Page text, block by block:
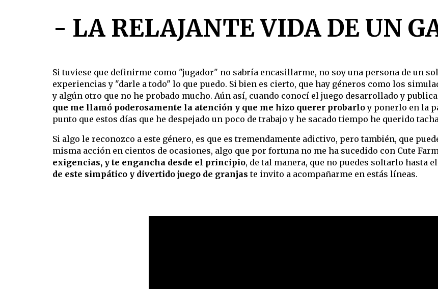
- LA RELAJANTE VIDA DE UN
Si tuviese que definirme como "jugador" no sabría encasillarme, no soy una persona de un
experiencias y "darle a todo" lo que puedo. Si bien es cierto, que hay géneros como los
y algún otro que no he probado mucho. Aún así, cuando conocí el juego desarrollado y
que me llamó poderosamente la atención y que me hizo querer probarloy ponerlo en la
punto que estos días que he despejado un poco de trabajo y he sacado tiempo he querido
Si algo le reconozco a este género, es que es tremendamente adictivo, pero también, que
misma acción en cientos de ocasiones, algo que por fortuna no me ha sucedido con Cute
exigencias, y te engancha desde el principio, de tal manera, que no puedes soltarlo hasta
de este simpático y divertido juego de granjas te invito a acompañarme en estás líneas.